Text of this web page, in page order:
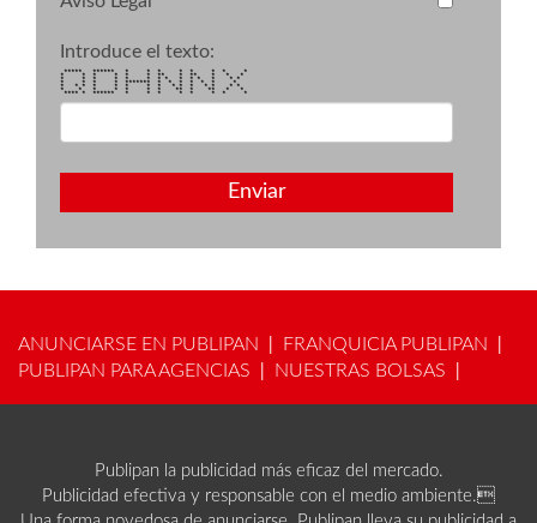
Introduce el texto:
***** ****** * * * * * * * *
* * * * * * ** * ** * * *
* * * * * * * * * * * * * *
* * * * ******* * * * * * * *
* * * * * * * * * * * * * * *
* * * * * * * ** * ** * *
**** * ****** * * * * * * * *
Enviar
ANUNCIARSE EN PUBLIPAN FRANQUICIA PUBLIPAN
PUBLIPAN PARA AGENCIAS NUESTRAS BOLSAS
Publipan la publicidad más eficaz del mercado.
Publicidad efectiva y responsable con el medio ambiente.